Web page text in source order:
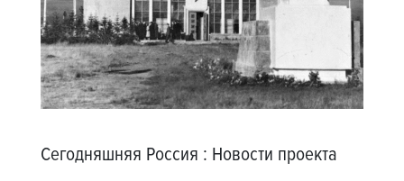
Сегодняшняя Россия : Новости проекта